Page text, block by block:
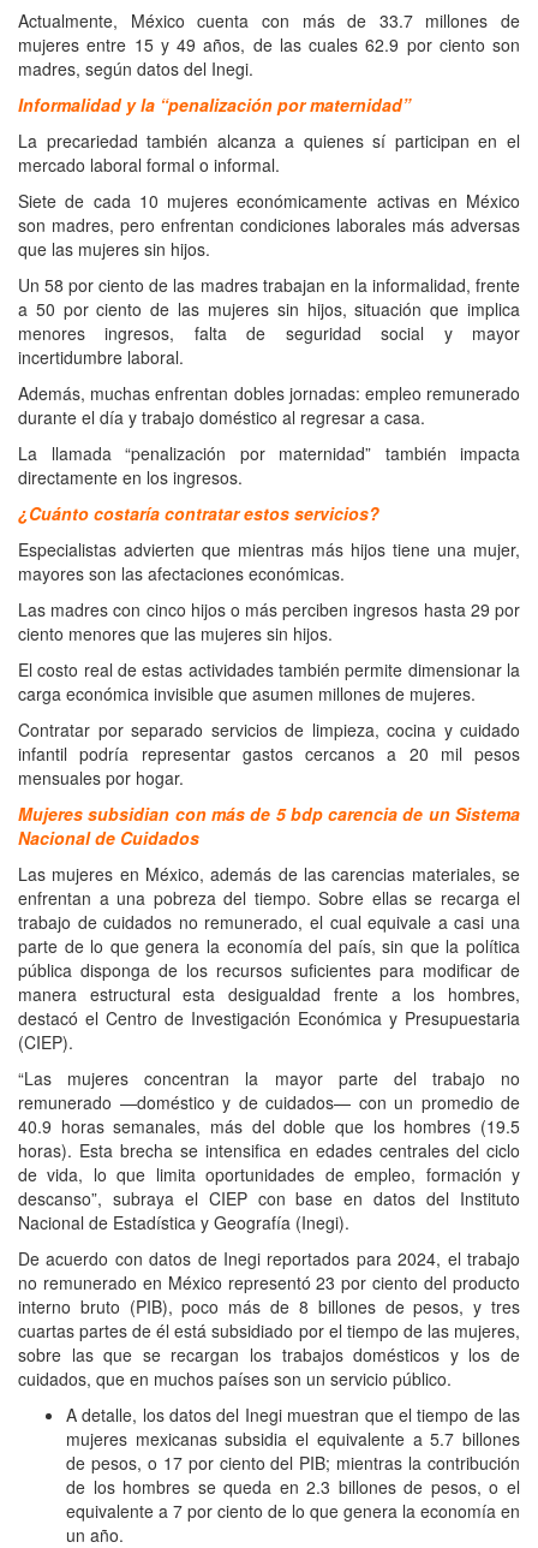
Actualmente, México cuenta con más de 33.7 millones de
mujeres entre 15 y 49 años, de las cuales 62.9 por ciento son
madres, según datos del Inegi.
Informalidad y la “penalización por maternidad”
La precariedad también alcanza a quienes sí participan en el
mercado laboral formal o informal.
Siete de cada 10 mujeres económicamente activas en México
son madres, pero enfrentan condiciones laborales más adversas
que las mujeres sin hijos.
Un 58 por ciento de las madres trabajan en la informalidad, frente
a 50 por ciento de las mujeres sin hijos, situación que implica
menores ingresos, falta de seguridad social y mayor
incertidumbre laboral.
Además, muchas enfrentan dobles jornadas: empleo remunerado
durante el día y trabajo doméstico al regresar a casa.
La llamada “penalización por maternidad” también impacta
directamente en los ingresos.
¿Cuánto costaría contratar estos servicios?
Especialistas advierten que mientras más hijos tiene una mujer,
mayores son las afectaciones económicas.
Las madres con cinco hijos o más perciben ingresos hasta 29 por
ciento menores que las mujeres sin hijos.
El costo real de estas actividades también permite dimensionar la
carga económica invisible que asumen millones de mujeres.
Contratar por separado servicios de limpieza, cocina y cuidado
infantil podría representar gastos cercanos a 20 mil pesos
mensuales por hogar.
Mujeres subsidian con más de 5 bdp carencia de un Sistema
Nacional de Cuidados
Las mujeres en México, además de las carencias materiales, se
enfrentan a una pobreza del tiempo. Sobre ellas se recarga el
trabajo de cuidados no remunerado, el cual equivale a casi una
parte de lo que genera la economía del país, sin que la política
pública disponga de los recursos suficientes para modificar de
manera estructural esta desigualdad frente a los hombres,
destacó el Centro de Investigación Económica y Presupuestaria
(CIEP).
“Las mujeres concentran la mayor parte del trabajo no
remunerado —doméstico y de cuidados— con un promedio de
40.9 horas semanales, más del doble que los hombres (19.5
horas). Esta brecha se intensifica en edades centrales del ciclo
de vida, lo que limita oportunidades de empleo, formación y
descanso”, subraya el CIEP con base en datos del Instituto
Nacional de Estadística y Geografía (Inegi).
De acuerdo con datos de Inegi reportados para 2024, el trabajo
no remunerado en México representó 23 por ciento del producto
interno bruto (PIB), poco más de 8 billones de pesos, y tres
cuartas partes de él está subsidiado por el tiempo de las mujeres,
sobre las que se recargan los trabajos domésticos y los de
cuidados, que en muchos países son un servicio público.
A detalle, los datos del Inegi muestran que el tiempo de las
mujeres mexicanas subsidia el equivalente a 5.7 billones
de pesos, o 17 por ciento del PIB; mientras la contribución
de los hombres se queda en 2.3 billones de pesos, o el
equivalente a 7 por ciento de lo que genera la economía en
un año.